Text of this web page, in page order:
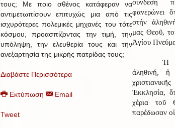
τους; Με ποιο σθένος κατάφεραν να
αντιμετωπίσουν επιτυχώς μια από τις
ισχυρότερες πολεμικές μηχανές του τότε
κόσμου, προασπίζοντας την τιμή, την
υπόληψη, την ελευθερία τους και την
ανεξαρτησία της μικρής πατρίδας τους;
Διαβάστε Περισσότερα
Εκτύπωση Email
Tweet
σύνδεση
φανερώνει
στήν
μας Θεοῦ,
Ἁγίου
Ἡ
ἀληθινή,
Ἐκκλησία,
χέρια τοῦ
παρέδωσαν